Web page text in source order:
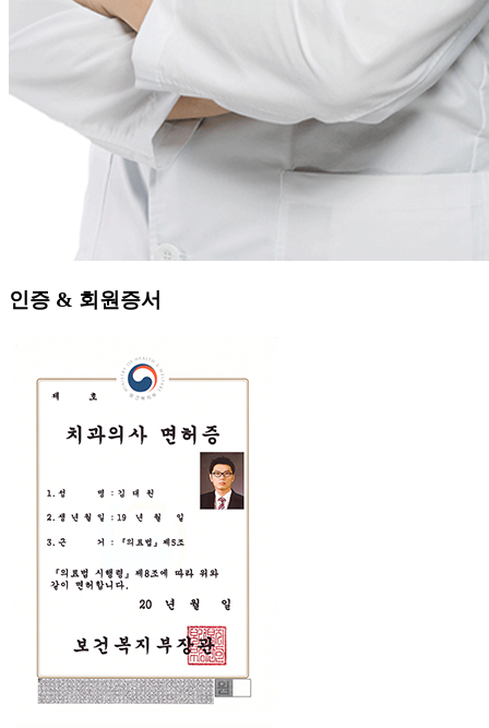
인증 & 회원증서